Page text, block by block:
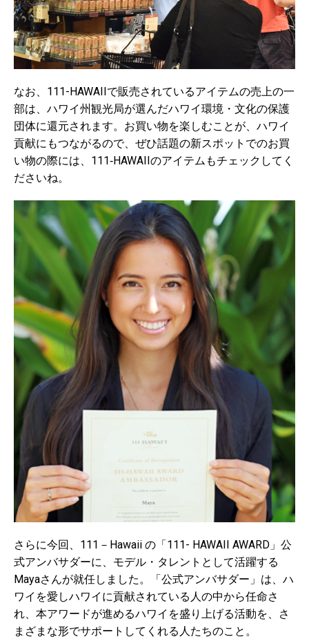
なお、111-HAWAIIで販売されているアイテムの売上の一
部は、ハワイ州観光局が選んだハワイ環境・文化の保護
団体に還元されます。お買い物を楽しむことが、ハワイ
貢献にもつながるので、ぜひ話題の新スポットでのお買
い物の際には、111‐HAWAIIのアイテムもチェックしてく
ださいね。
さらに今回、111－Hawaii の「111- HAWAII AWARD」公
式アンバサダーに、モデル・タレントとして活躍する
Mayaさんが就任しました。「公式アンバサダー」は、ハ
ワイを愛しハワイに貢献されている人の中から任命さ
れ、本アワードが進めるハワイを盛り上げる活動を、さ
まざまな形でサポートしてくれる人たちのこと。